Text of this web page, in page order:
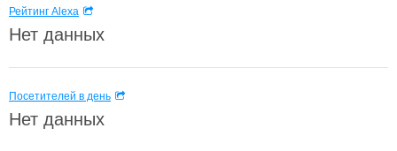
Рейтинг Alexa
Нет данных
Посетителей в день
Нет данных